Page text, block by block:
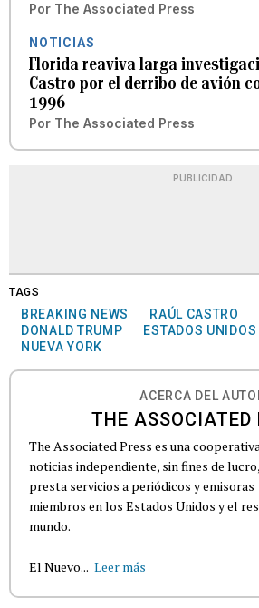
Por The Associated Press
NOTICIAS
Florida reaviva larga
Castro por el derribo de avión
1996
Por The Associated Press
PUBLICIDAD
TAGS
BREAKING NEWS RAÚL CASTRO
DONALD TRUMP
ESTADOS UNIDOS
NUEVA YORK
ACERCA DEL
THE ASSOCIATED
The Associated Press es una
noticias independiente, sin fines de
presta servicios a periódicos y emisoras
miembros en los Estados Unidos y el
mundo.
El Nuevo... Leer más